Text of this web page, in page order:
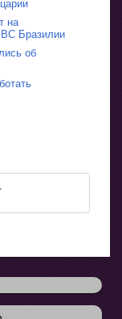
на
Бразилии
об